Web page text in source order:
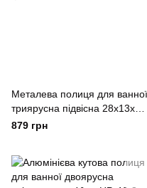
Металева полиця для ванної
триярусна підвісна 28х13х63
см Yiwu
879 грн